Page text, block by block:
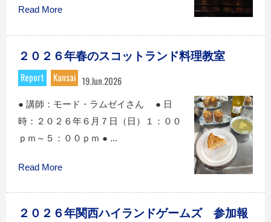
Read More
２０２６年春のスコットランド料理教室
Report
Kansai 19.Jun.2026
● 講師：モード・ラムゼイさん ● 日
時：２０２６年６月７日（日）１：００
ｐｍ～５：００ｐｍ ● ...
Read More
２０２６年関西ハイランドゲームズ 参加報